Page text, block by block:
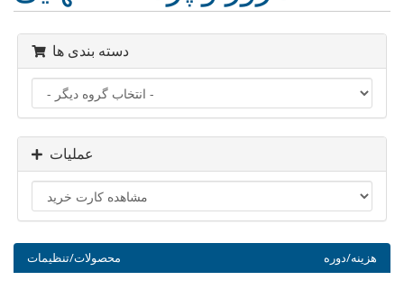
دسته بندی ها
عملیات
محصولات/تنظیمات هزینه/دوره